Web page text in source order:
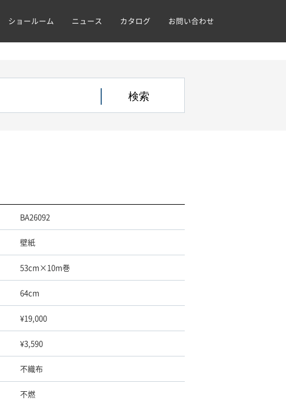
ショールーム ニュース カタログ お問い合わせ
BA26092
壁紙
53cm×10m巻
64cm
¥19,000
¥3,590
不織布
不燃